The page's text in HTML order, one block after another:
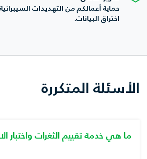
حماية أعمالكم من التهديدات
اختراق البيانات.
الأسئلة المتكررة
ما هي خدمة تقييم الثغرات واختبار